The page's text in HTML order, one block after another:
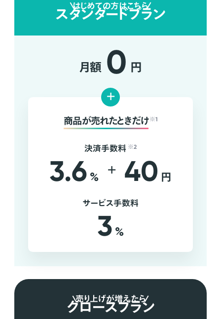
はじめての方はこちら
スタンダードプラン
月額 0 円
+
商品が売れたときだけ ※1
決済手数料 ※2
3.6 % + 40 円
サービス手数料
3 %
売り上げが増えたら
グロースプラン